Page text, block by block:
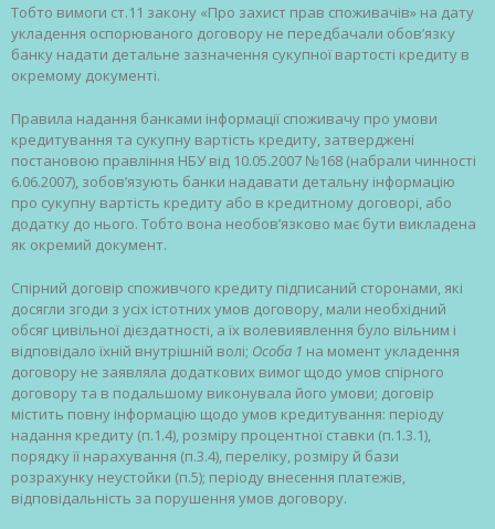
Тобто вимоги ст.11 закону «Про захист прав споживачів» на дату
укладення оспорюваного договору не передбачали обов’язку
банку надати детальне зазначення сукупної вартості кредиту в
окремому документі.
Правила надання банками інформації споживачу про умови
кредитування та сукупну вартість кредиту, затверджені
постановою правління НБУ від 10.05.2007 №168 (набрали чинності
6.06.2007), зобов’язують банки надавати детальну інформацію
про сукупну вартість кредиту або в кредитному договорі, або
додатку до нього. Тобто вона необов’язково має бути викладена
як окремий документ.
Спірний договір споживчого кредиту підписаний сторонами, які
досягли згоди з усіх істотних умов договору, мали необхідний
обсяг цивільної дієздатності, а їх волевиявлення було вільним і
відповідало їхній внутрішній волі; Особа 1 на момент укладення
договору не заявляла додаткових вимог щодо умов спірного
договору та в подальшому виконувала його умови; договір
містить повну інформацію щодо умов кредитування: періоду
надання кредиту (п.1.4), розміру процентної ставки (п.1.3.1),
порядку її нарахування (п.3.4), переліку, розміру й бази
розрахунку неустойки (п.5); періоду внесення платежів,
відповідальність за порушення умов договору.